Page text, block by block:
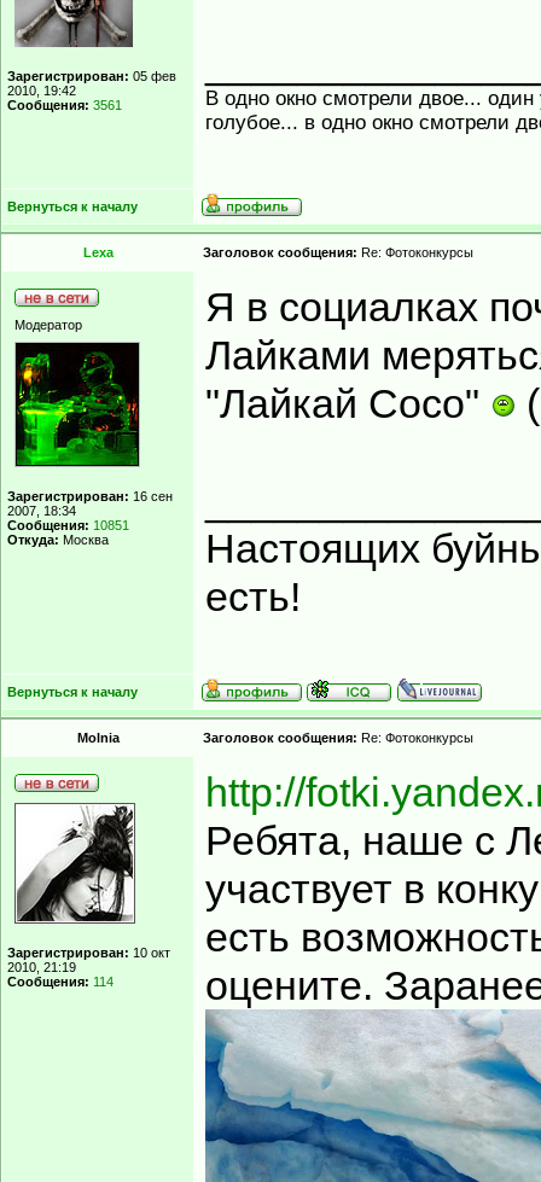
Зарегистрирован: 05 фев
2010, 19:42
Сообщения: 3561
В одно окно смотрели двое...
голубое... в одно окно смотрели
Вернуться к началу
Lexa Заголовок сообщения: Re: Фотоконкурсы
Модератор
Зарегистрирован: 16 сен
2007, 18:34
Сообщения: 10851
Откуда: Москва
Я в социалках
Лайками
"Лайкай Сосо"
Настоящих
есть!
Вернуться к началу
Molnia Заголовок сообщения: Re: Фотоконкурсы
Зарегистрирован: 10 окт
2010, 21:19
Сообщения: 114
http://
Ребята, наше с
участвует в
есть
оцените.